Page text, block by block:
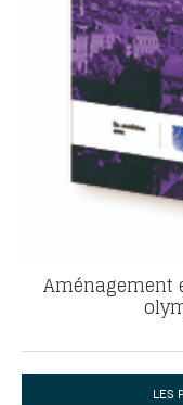
Aménagement
LES